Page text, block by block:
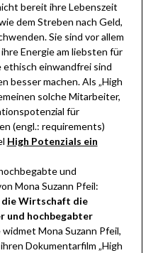
bereit ihre Lebenszeit
dem Streben nach Geld,
Sie sind vor allem
Energie am liebsten für
einwandfrei sind
besser machen. Als „High
solche Mitarbeiter,
für
(engl.: requirements)
High Potenzials ein
und
Mona Suzann Pfeil:
die Wirtschaft die
und hochbegabter
widmet Mona Suzann Pfeil,
Dokumentarfilm „High